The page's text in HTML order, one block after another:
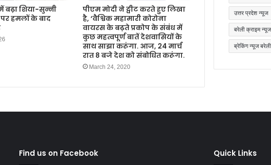
बढ़ा शिया-सुन्नी
हमलों के बाद
पीएम मोदी ने ट्वीट करते हुए लिखा
है, ‘वैश्विक महामारी कोरोना
वायरस के बढ़ते प्रकोप के संबंध में
कुछ महत्वपूर्ण बातें देशवासियों के
साथ साझा करूंगा. आज, 24 मार्च
रात 8 बजे देश को संबोधित करूंगा.
March 24, 2020
उत्तर प्रदेश न्यूज
बरेली क्राइम न्यूज
ब्रेकिंग न्यूज बरेली
Find us on Facebook Quick Links